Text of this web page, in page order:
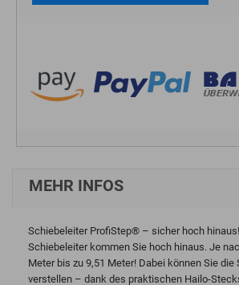
MEHR INFOS
Schiebeleiter ProfiStep® – sicher hoch
Schiebeleiter kommen Sie hoch hinaus. Je
Meter bis zu 9,51 Meter! Dabei können Sie die
verstellen – dank des praktischen Hailo-